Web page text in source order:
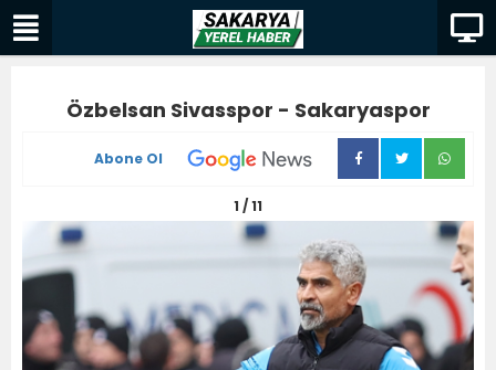
Özbelsan Sivasspor - Sakaryaspor
Abone Ol
1 / 11